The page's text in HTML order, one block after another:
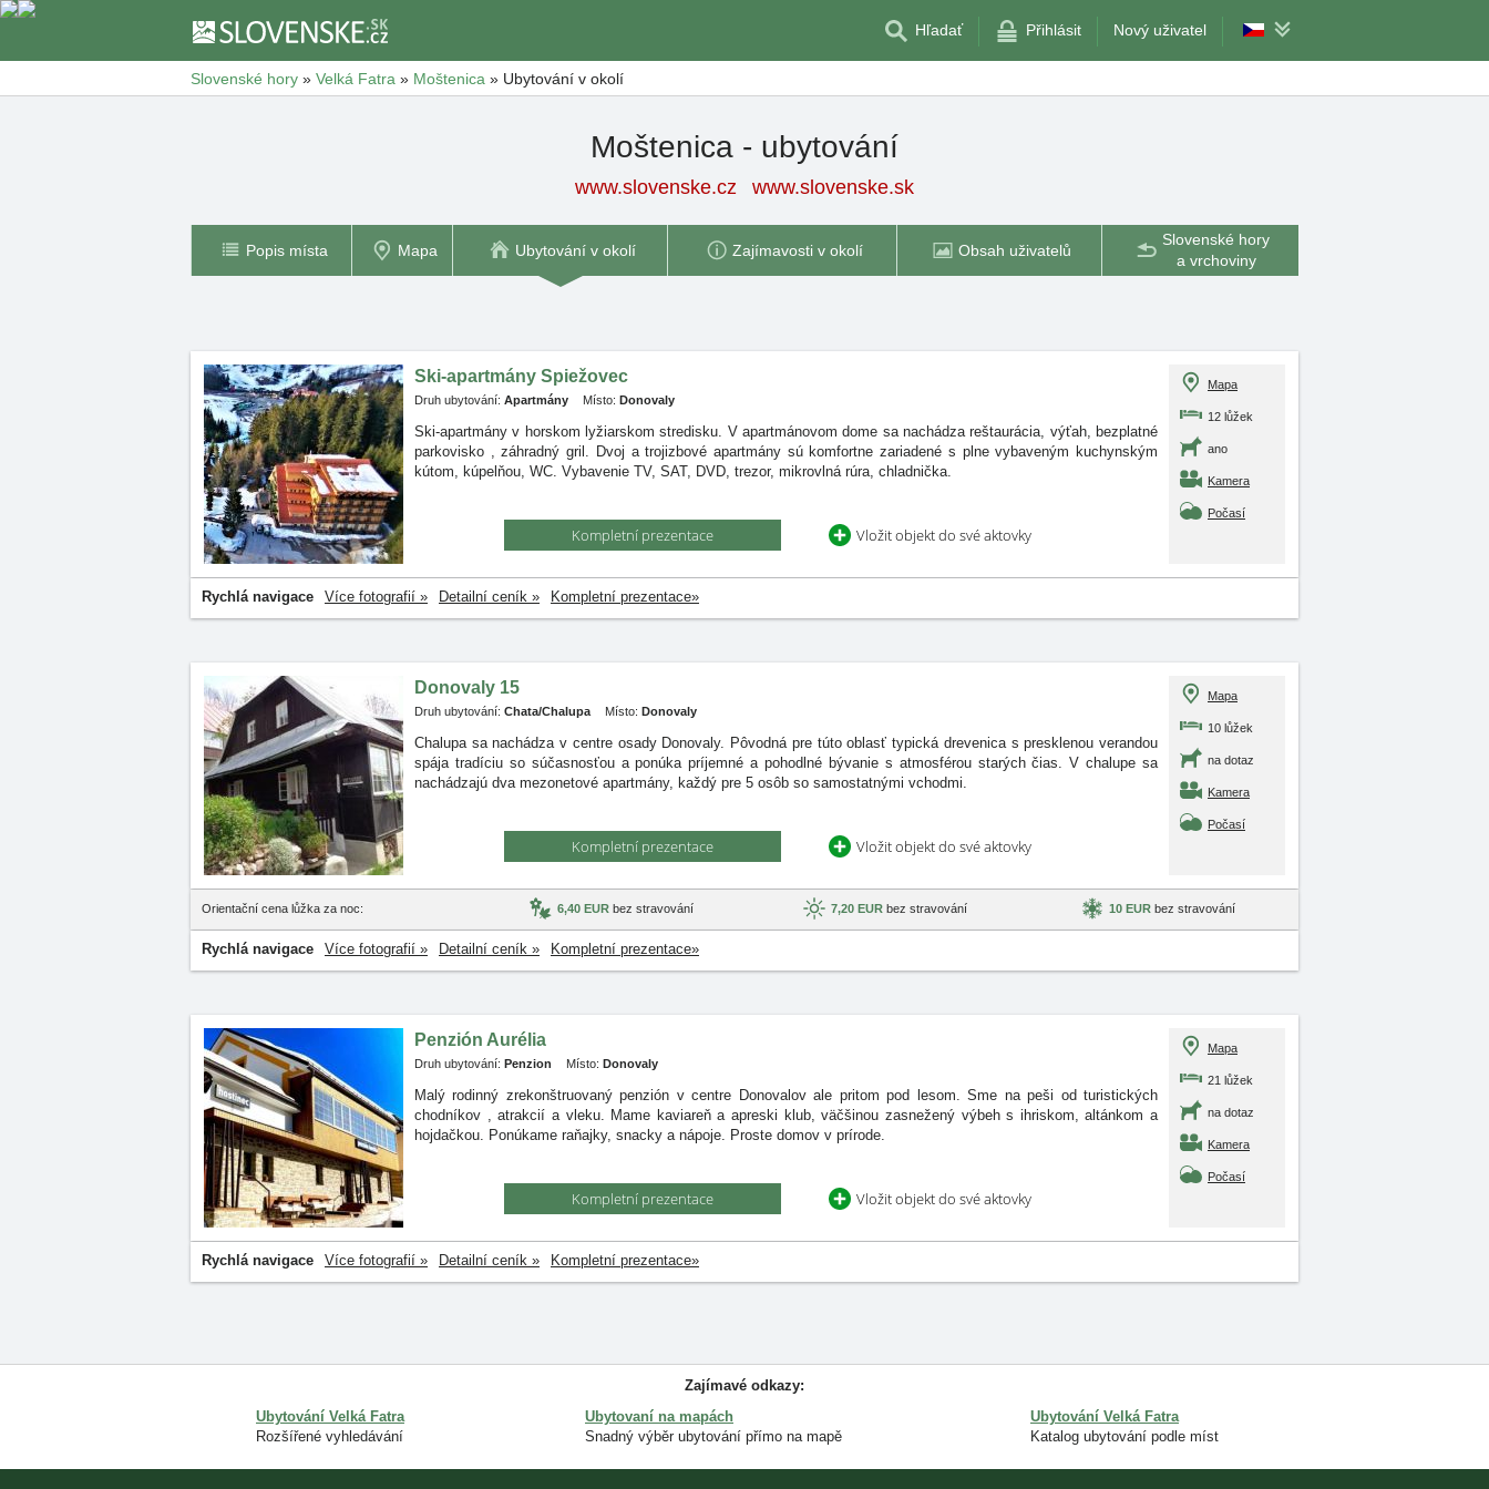
Hľadať Přihlásit Nový uživatel
Slovenské hory » Velká Fatra » Moštenica » Ubytování v okolí
Moštenica - ubytování
www.slovenske.cz www.slovenske.sk
Popis místa Mapa Ubytování v okolí Zajímavosti v okolí Obsah uživatelů
Slovenské hory
a vrchoviny
Ski-apartmány Spiežovec
Druh ubytování: Apartmány Místo: Donovaly
Ski-apartmány v horskom lyžiarskom stredisku. V apartmánovom dome sa nachádza reštaurácia, výťah, bezplatné
parkovisko , záhradný gril. Dvoj a trojizbové apartmány sú komfortne zariadené s plne vybaveným kuchynským
kútom, kúpelňou, WC. Vybavenie TV, SAT, DVD, trezor, mikrovlná rúra, chladnička.
Kompletní prezentace Vložit objekt do své aktovky
Mapa
12 lůžek
ano
Kamera
Počasí
Rychlá navigace Více fotografií » Detailní ceník » Kompletní prezentace»
Donovaly 15
Druh ubytování: Chata/Chalupa Místo: Donovaly
Chalupa sa nachádza v centre osady Donovaly. Pôvodná pre túto oblasť typická drevenica s presklenou verandou
spája tradíciu so súčasnosťou a ponúka príjemné a pohodlné bývanie s atmosférou starých čias. V chalupe sa
nachádzajú dva mezonetové apartmány, každý pre 5 osôb so samostatnými vchodmi.
Kompletní prezentace Vložit objekt do své aktovky
Mapa
10 lůžek
na dotaz
Kamera
Počasí
Orientační cena lůžka za noc: 6,40 EURbez stravování 7,20 EURbez stravování 10 EUR bez stravování
Rychlá navigace Více fotografií » Detailní ceník » Kompletní prezentace»
Penzión Aurélia
Druh ubytování: Penzion Místo: Donovaly
Malý rodinný zrekonštruovaný penzión v centre Donovalov ale pritom pod lesom. Sme na peši od turistických
chodníkov , atrakcií a vleku. Mame kaviareň a apreski klub, väčšinou zasnežený výbeh s ihriskom, altánkom a
hojdačkou. Ponúkame raňajky, snacky a nápoje. Proste domov v prírode.
Kompletní prezentace Vložit objekt do své aktovky
Mapa
21 lůžek
na dotaz
Kamera
Počasí
Rychlá navigace Více fotografií » Detailní ceník » Kompletní prezentace»
Zajímavé odkazy:
Ubytování Velká Fatra
Rozšířené vyhledávání
Ubytovaní na mapách
Snadný výběr ubytování přímo na mapě
Ubytování Velká Fatra
Katalog ubytování podle míst